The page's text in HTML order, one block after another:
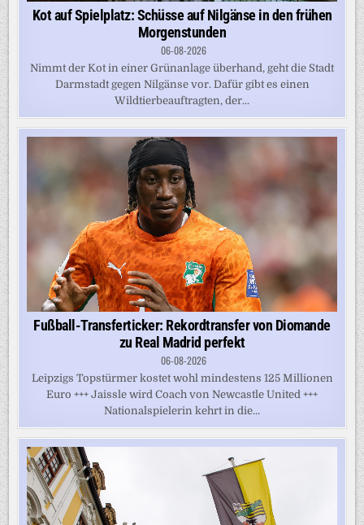
Kot auf Spielplatz: Schüsse auf Nilgänse in den frühen
Morgenstunden
06-08-2026
Nimmt der Kot in einer Grünanlage überhand, geht die Stadt
Darmstadt gegen Nilgänse vor. Dafür gibt es einen
Wildtierbeauftragten, der...
Fußball-Transferticker: Rekordtransfer von Diomande
zu Real Madrid perfekt
06-08-2026
Leipzigs Topstürmer kostet wohl mindestens 125 Millionen
Euro +++ Jaissle wird Coach von Newcastle United +++
Nationalspielerin kehrt in die...